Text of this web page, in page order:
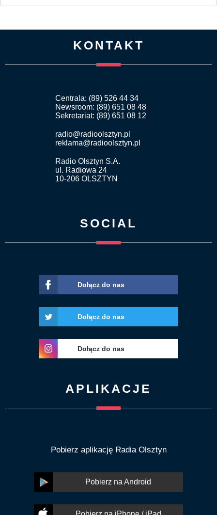
KONTAKT
Centrala: (89) 526 44 34
Newsroom: (89) 651 08 48
Sekretariat: (89) 651 08 12
radio@radioolsztyn.pl
reklama@radioolsztyn.pl
Radio Olsztyn S.A.
ul. Radiowa 24
10-206 OLSZTYN
SOCIAL
Dołącz do nas
Dołącz do nas
Dołącz do nas
APLIKACJE
Pobierz aplikację Radia Olsztyn
Pobierz na Android